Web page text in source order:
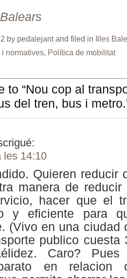
by pedalejant and filed in Illes
i normatives, Política de mobilitat
to “Nou cop al
del tren, bus i
les 14:10
Quieren reducir
manera de reducir
hacer que el
y eficiente para
(Vivo en una ciudad
publico cuesta
Caro?
en relacion